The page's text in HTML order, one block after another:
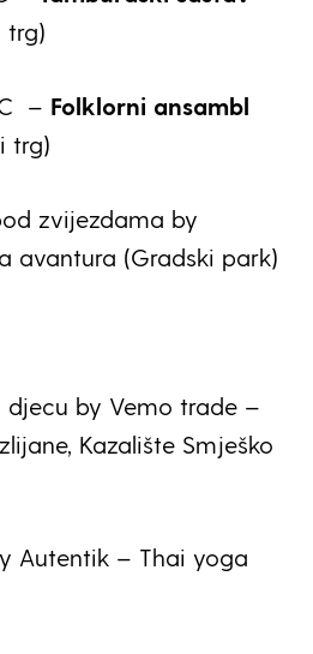
trg)
– Folklorni ansambl
trg)
zvijezdama by
avantura (Gradski park)
djecu by Vemo trade –
Kazalište Smješko
Autentik – Thai yoga